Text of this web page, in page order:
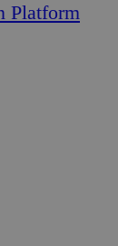
Platform